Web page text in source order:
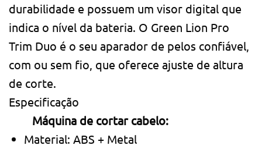
durabilidade e possuem um visor digital que
indica o nível da bateria. O Green Lion Pro
Trim Duo é o seu aparador de pelos confiável,
com ou sem fio, que oferece ajuste de altura
de corte.
Especificação
Máquina de cortar cabelo:
Material: ABS + Metal